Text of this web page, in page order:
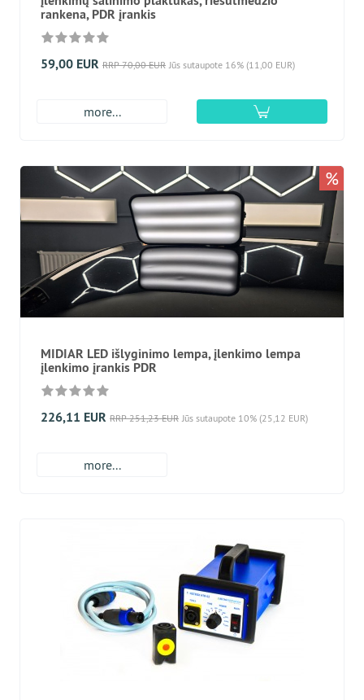
rankena, PDR įrankis
59,00 EUR RRP 70,00 EUR Jūs sutaupote 16% (11,00 EUR)
more...
MIDIAR LED išlyginimo lempa, įlenkimo lempa
įlenkimo įrankis PDR
226,11 EUR RRP 251,23 EUR Jūs sutaupote 10% (25,12 EUR)
more...
%